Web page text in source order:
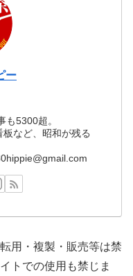
ー
5300超。
など、昭和が残る
用・複製・販売等は禁
トでの使用も禁じま